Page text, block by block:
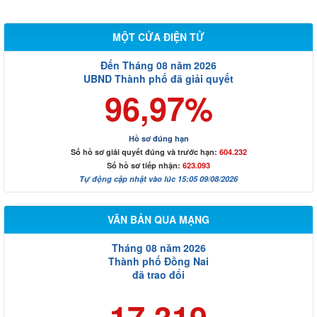
MỘT CỬA ĐIỆN TỬ
Đến Tháng 08 năm 2026
UBND Thành phố đã giải quyết
96,97%
Hồ sơ đúng hạn
Số hồ sơ giải quyết đúng và trước hạn: 604.232
Số hồ sơ tiếp nhận: 623.093
Tự động cập nhật vào lúc 15:05 09/08/2026
VĂN BẢN QUA MẠNG
Tháng 08 năm 2026
Thành phố Đồng Nai
đã trao đổi